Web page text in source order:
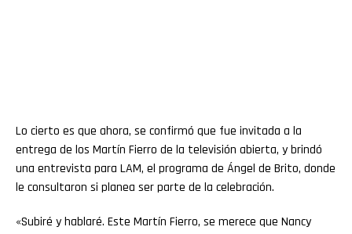
Lo cierto es que ahora, se confirmó que fue invitada a la
entrega de los Martín Fierro de la televisión abierta, y brindó
una entrevista para LAM, el programa de Ángel de Brito, donde
le consultaron si planea ser parte de la celebración.
«Subiré y hablaré. Este Martín Fierro, se merece que Nancy